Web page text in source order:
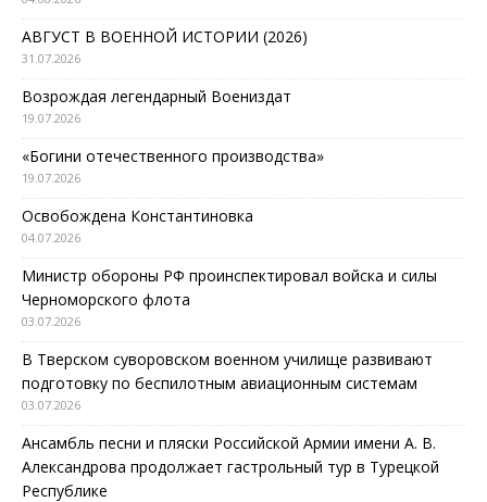
АВГУСТ В ВОЕННОЙ ИСТОРИИ (2026)
31.07.2026
Возрождая легендарный Воениздат
19.07.2026
«Богини отечественного производства»
19.07.2026
Освобождена Константиновка
04.07.2026
Министр обороны РФ проинспектировал войска и силы
Черноморского флота
03.07.2026
В Тверском суворовском военном училище развивают
подготовку по беспилотным авиационным системам
03.07.2026
Ансамбль песни и пляски Российской Армии имени А. В.
Александрова продолжает гастрольный тур в Турецкой
Республике